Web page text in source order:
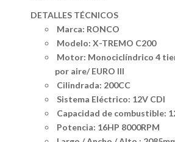
DETALLES TÉCNICOS
Marca: RONCO
Modelo: X-TREMO C200
Motor: Monociclíndrico 4
por aire/ EURO III
Cilindrada: 200CC
Sistema Eléctrico: 12V CDI
Capacidad de combustible:
Potencia: 16HP 8000RPM